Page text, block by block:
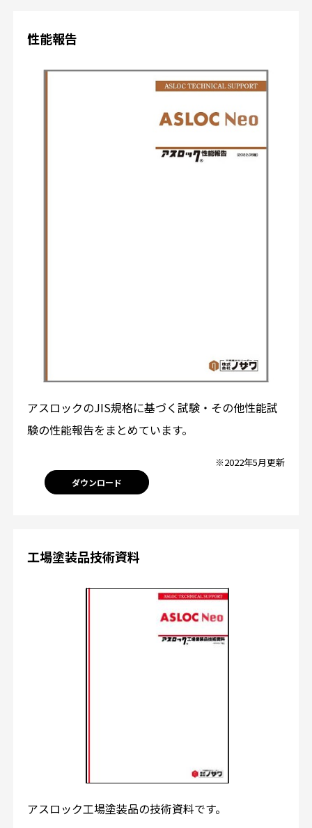
性能報告
アスロックのJIS規格に基づく試験・その他性能試
験の性能報告をまとめています。
※2022年5月更新
ダウンロード
工場塗装品技術資料
アスロック工場塗装品の技術資料です。